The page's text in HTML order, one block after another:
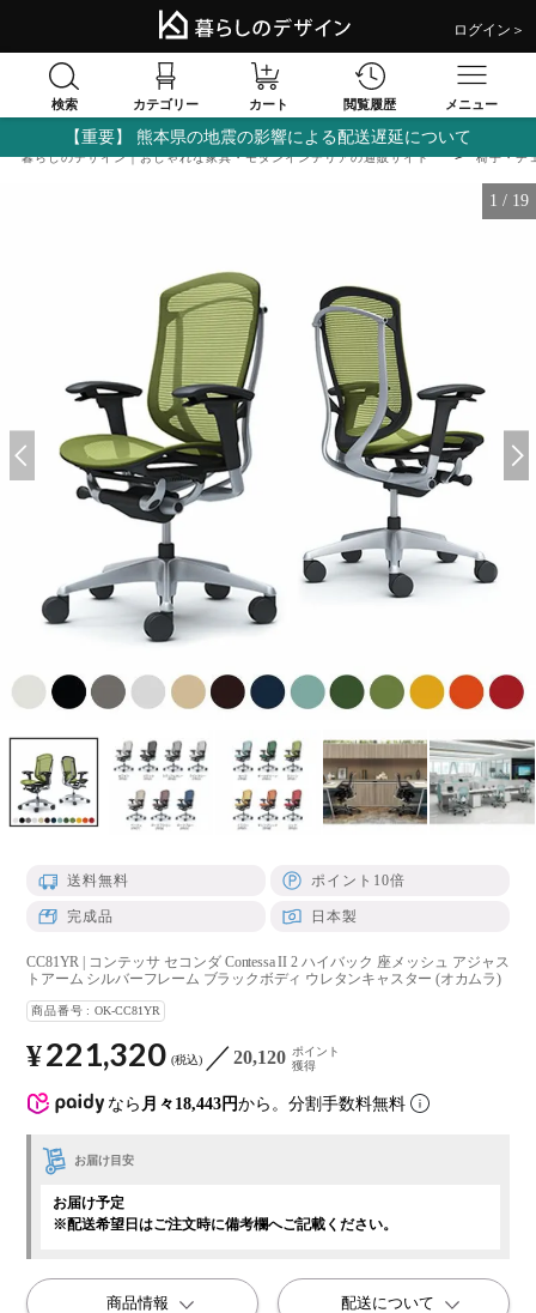
ログイン＞
検索 カテゴリー カート 閲覧履歴 メニュー
【重要】 熊本県の地震の影響による配送遅延について
暮らしのデザイン｜おしゃれな家具・モダンインテリアの通販サイト 椅子・チ
1 / 19
送料無料 ポイント10倍
完成品 日本製
CC81YR | コンテッサ セコンダ Contessa II 2 ハイバック 座メッシュ アジャス
トアーム シルバーフレーム ブラックボディ ウレタンキャスター (オカムラ)
商品番号 OK-CC81YR
なら 月々18,443円から。分割手数料無料
¥221,320 税込 20,120 ポイント
獲得
お届け目安
お届け予定
※配送希望日はご注文時に備考欄へご記載ください。
商品情報 配送について